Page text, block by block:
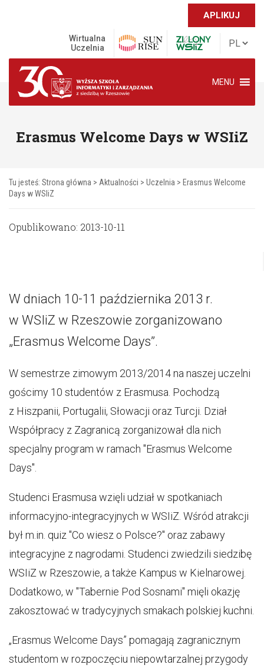
APLIKUJ
Wirtualna
Uczelnia
MENU
Erasmus Welcome Days w WSIiZ
Tu jesteś: Strona główna > Aktualności > Uczelnia > Erasmus Welcome
Days w WSIiZ
Opublikowano: 2013-10-11
W dniach 10-11 października 2013 r.
w WSIiZ w Rzeszowie zorganizowano
„Erasmus Welcome Days”.
W semestrze zimowym 2013/2014 na naszej uczelni
gościmy 10 studentów z Erasmusa. Pochodzą
z Hiszpanii, Portugalii, Słowacji oraz Turcji. Dział
Współpracy z Zagranicą zorganizował dla nich
specjalny program w ramach "Erasmus Welcome
Days".
Studenci Erasmusa wzięli udział w spotkaniach
informacyjno-integracyjnych w WSIiZ. Wśród atrakcji
był m.in. quiz "Co wiesz o Polsce?" oraz zabawy
integracyjne z nagrodami. Studenci zwiedzili siedzibę
WSIiZ w Rzeszowie, a także Kampus w Kielnarowej.
Dodatkowo, w "Tabernie Pod Sosnami" mięli okazję
zakosztować w tradycyjnych smakach polskiej kuchni.
„Erasmus Welcome Days” pomagają zagranicznym
studentom w rozpoczęciu niepowtarzalnej przygody